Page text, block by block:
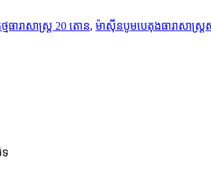
ារាសាស្ត្រ 20 តោន, ម៉ាស៊ីនបូមបេតុងធារាសាស្ត្រ
ទ